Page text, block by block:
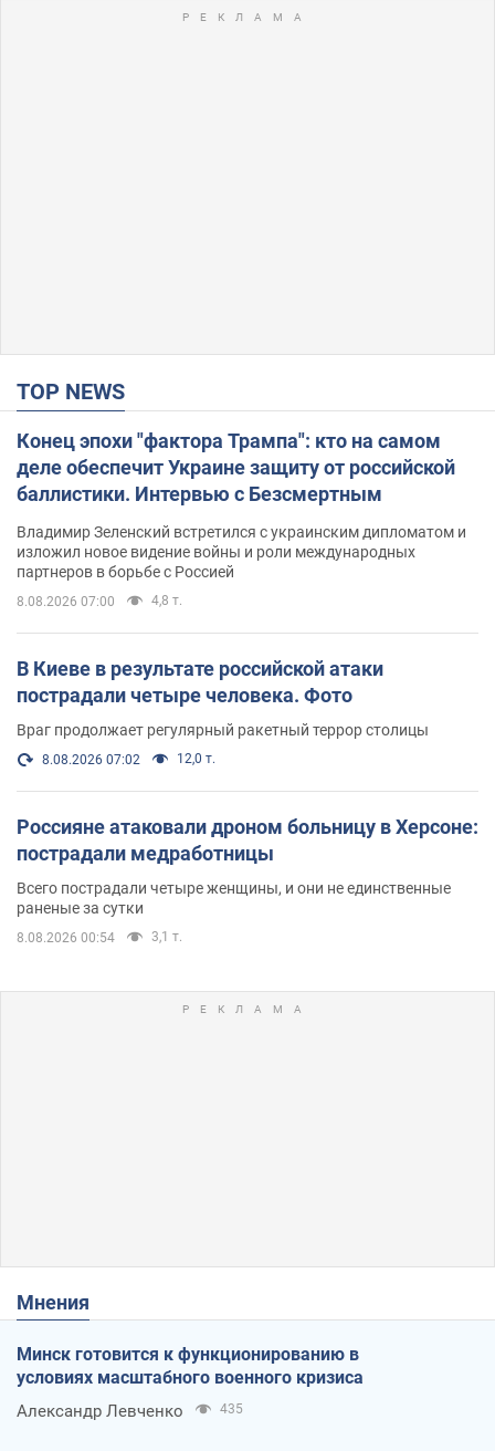
TOP NEWS
Конец эпохи "фактора Трампа": кто на самом
деле обеспечит Украине защиту от российской
баллистики. Интервью с Безсмертным
Владимир Зеленский встретился с украинским дипломатом и
изложил новое видение войны и роли международных
партнеров в борьбе с Россией
8.08.2026 07:00 4,8 т.
В Киеве в результате российской атаки
пострадали четыре человека. Фото
Враг продолжает регулярный ракетный террор столицы
8.08.2026 07:02 12,0 т.
Россияне атаковали дроном больницу в Херсоне:
пострадали медработницы
Всего пострадали четыре женщины, и они не единственные
раненые за сутки
8.08.2026 00:54 3,1 т.
Мнения
Минск готовится к функционированию в
условиях масштабного военного кризиса
Александр Левченко 435